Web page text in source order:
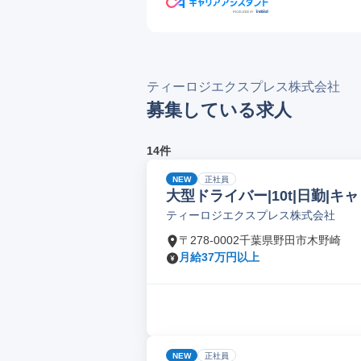
ティーロジエクスプレス株式会社
募集している求人
14件
NEW 正社員
大型ドライバー|10t|日勤|キ
ティーロジエクスプレス株式会社
〒278-0002千葉県野田市木野崎
月給37万円以上
NEW 正社員